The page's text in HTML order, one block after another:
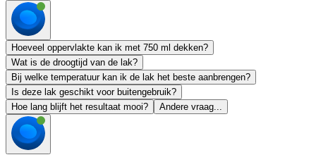
Hoeveel oppervlakte kan ik met 750 ml dekken?
Wat is de droogtijd van de lak?
Bij welke temperatuur kan ik de lak het beste aanbrengen?
Is deze lak geschikt voor buitengebruik?
Hoe lang blijft het resultaat mooi?
Andere vraag...